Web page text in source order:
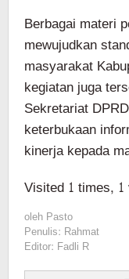
Berbagai materi
mewujudkan
masyarakat
kegiatan juga
Sekretariat
keterbukaan
kinerja kepada
Visited 1 times,
oleh Pasto
Penulis: Rahmat
Editor: Fadli R